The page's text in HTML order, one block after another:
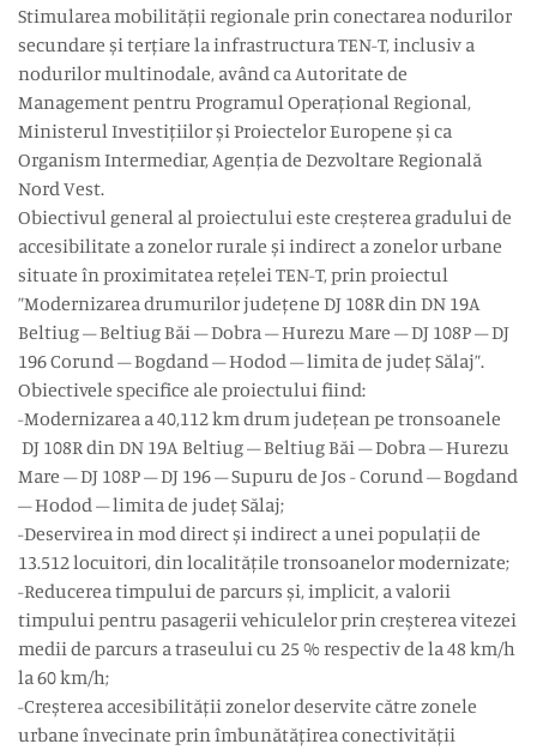
Stimularea mobilității regionale prin conectarea nodurilor
secundare și terțiare la infrastructura TEN-T, inclusiv a
nodurilor multinodale, având ca Autoritate de
Management pentru Programul Operațional Regional,
Ministerul Investițiilor și Proiectelor Europene și ca
Organism Intermediar, Agenția de Dezvoltare Regională
Nord Vest.
Obiectivul general al proiectului este creșterea gradului de
accesibilitate a zonelor rurale și indirect a zonelor urbane
situate în proximitatea rețelei TEN-T, prin proiectul
”Modernizarea drumurilor județene DJ 108R din DN 19A
Beltiug – Beltiug Băi – Dobra – Hurezu Mare – DJ 108P – DJ
196 Corund – Bogdand – Hodod – limita de județ Sălaj”.
Obiectivele specifice ale proiectului fiind:
-Modernizarea a 40,112 km drum județean pe tronsoanele
DJ 108R din DN 19A Beltiug – Beltiug Băi – Dobra – Hurezu
Mare – DJ 108P – DJ 196 – Supuru de Jos - Corund – Bogdand
– Hodod – limita de județ Sălaj;
-Deservirea in mod direct și indirect a unei populații de
13.512 locuitori, din localitățile tronsoanelor modernizate;
-Reducerea timpului de parcurs și, implicit, a valorii
timpului pentru pasagerii vehiculelor prin creșterea vitezei
medii de parcurs a traseului cu 25 % respectiv de la 48 km/h
la 60 km/h;
-Creșterea accesibilității zonelor deservite către zonele
urbane învecinate prin îmbunătățirea conectivității